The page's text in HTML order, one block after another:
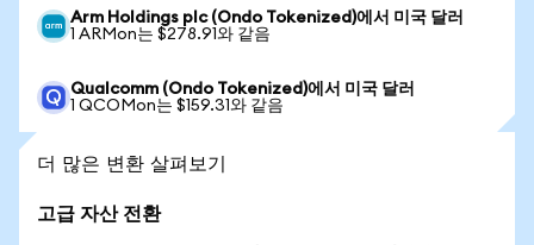
Arm Holdings plc (Ondo Tokenized)에서 미국 달러
1 ARMon는 $278.91와 같음
Qualcomm (Ondo Tokenized)에서 미국 달러
1 QCOMon는 $159.31와 같음
더 많은 변환 살펴보기
고급 자산 전환